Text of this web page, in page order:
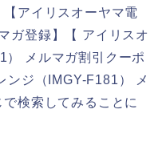
アイリスオーヤマ電
ガ登録】【 アイリスオ
） メルマガ割引クーポ
ンジ（IMGY-F181） メ
検索してみることに